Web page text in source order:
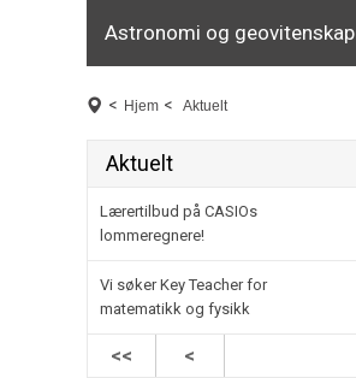
Astronomi og geovitenskap
< Hjem < Aktuelt
Aktuelt
Lærertilbud på CASIOs
lommeregnere!
Vi søker Key Teacher for
matematikk og fysikk
<< <